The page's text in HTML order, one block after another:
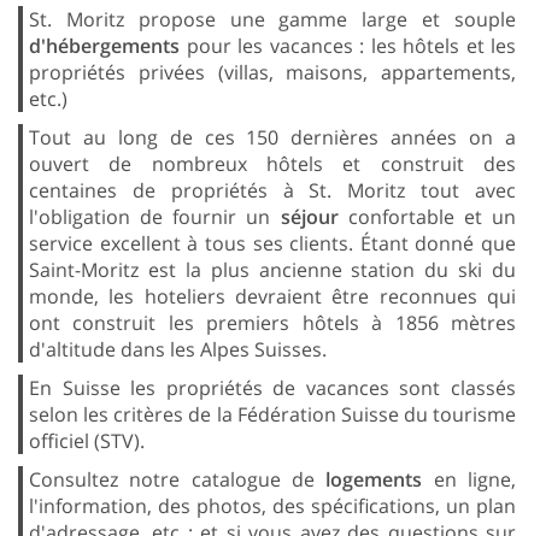
St. Moritz propose une gamme large et souple
d'hébergements pour les vacances : les hôtels et les
propriétés privées (villas, maisons, appartements,
etc.)
Tout au long de ces 150 dernières années on a
ouvert de nombreux hôtels et construit des
centaines de propriétés à St. Moritz tout avec
l'obligation de fournir un séjour confortable et un
service excellent à tous ses clients. Étant donné que
Saint-Moritz est la plus ancienne station du ski du
monde, les hoteliers devraient être reconnues qui
ont construit les premiers hôtels à 1856 mètres
d'altitude dans les Alpes Suisses.
En Suisse les propriétés de vacances sont classés
selon les critères de la Fédération Suisse du tourisme
officiel (STV).
Consultez notre catalogue de logements en ligne,
l'information, des photos, des spécifications, un plan